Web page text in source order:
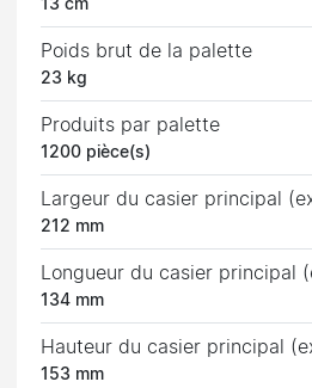
13 cm
Poids brut de la palette
23 kg
Produits par palette
1200 pièce(s)
Largeur du casier principal
212 mm
Longueur du casier principal
134 mm
Hauteur du casier principal
153 mm